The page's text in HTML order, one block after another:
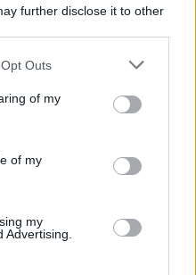
further disclose it to other
uses one or more Google
You may click to
and its third-party tags to
purposes in below Google
Outs
of my
of my
my
Advertising.
Péterfy Bori egyik
a
mindig változó
és többféleképpen
szerint az a legjobb,
egyszerűen
hogy ismert
dolgoznak fel. Ebben
járt már náluk
Tamás és Kiss Tibi.
ki évekkel ezelőtti
pontosan átérzi, hogy